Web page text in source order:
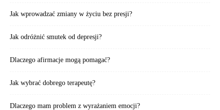
Jak wprowadzać zmiany w życiu bez presji?
Jak odróżnić smutek od depresji?
Dlaczego afirmacje mogą pomagać?
Jak wybrać dobrego terapeutę?
Dlaczego mam problem z wyrażaniem emocji?